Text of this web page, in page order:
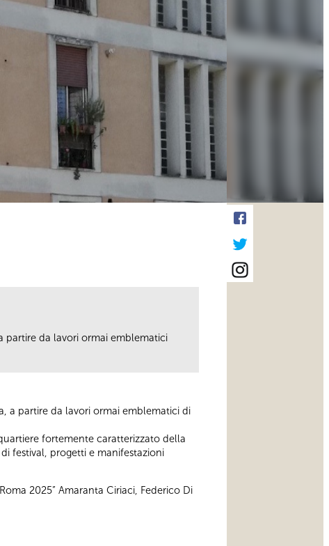
partire da lavori ormai emblematici
a partire da lavori ormai emblematici di
fortemente caratterizzato della
festival, progetti e manifestazioni
2025” Amaranta Ciriaci, Federico Di